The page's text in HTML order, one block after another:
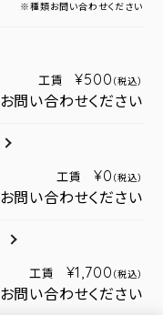
※種類お問い合わせください
工賃 ¥500 （税込）
お問い合わせください
工賃 ¥0 （税込）
お問い合わせください
工賃 ¥1,700 （税込）
お問い合わせください